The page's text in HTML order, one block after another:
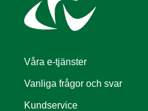
Våra e-tjänster
Vanliga frågor och svar
Kundservice